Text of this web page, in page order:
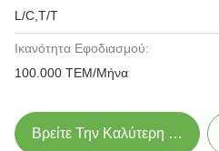
L/C,T/T
Ικανότητα Εφοδιασμού:
100.000 ΤΕΜ/Μήνα
Βρείτε Την Καλύτερη Τιμή